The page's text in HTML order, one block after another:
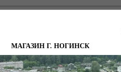
Г. НОГИНСК